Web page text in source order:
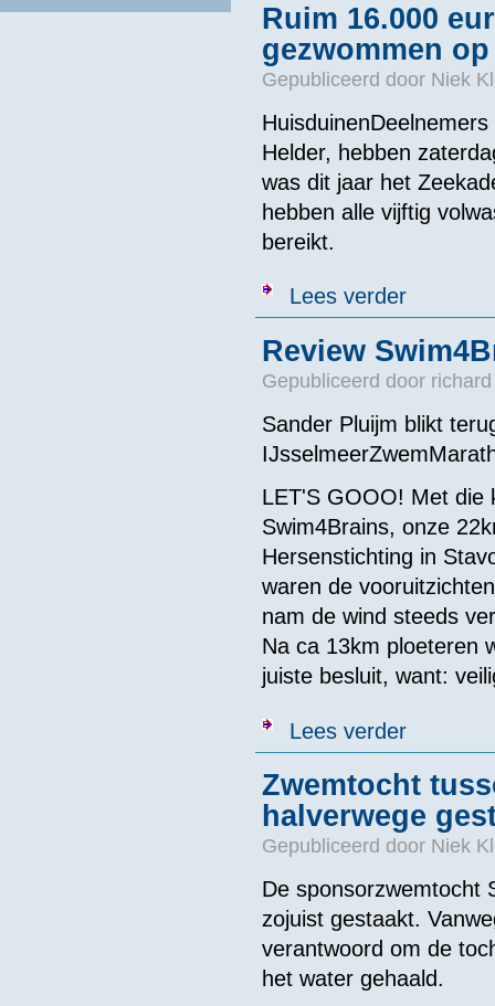
Ruim 16.000
gezwommen
Gepubliceerd door Niek
Helder, hebben
was dit jaar het
hebben alle vijftig
bereikt.
Lees verderover Ruim
Review
Gepubliceerd door
Sander Pluijm blikt
LET'S GOOO! Met die
Swim4Brains, onze
Hersenstichting in
waren de
nam de wind steeds
Na ca 13km ploeteren
juiste besluit, want:
Lees verderover Review
Zwemtocht
halverwege
Gepubliceerd door Niek
De sponsorzwemtocht
zojuist gestaakt.
verantwoord om de
het water gehaald.